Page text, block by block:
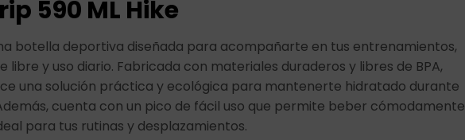
590 ML Hike
botella deportiva diseñada para acompañarte en tus entrenamientos,
libre y uso diario. Fabricada con materiales duraderos y libres de BPA,
una solución práctica y ecológica para mantenerte hidratado durante
cuenta con un pico de fácil uso que permite beber cómodamente
para tus rutinas y desplazamientos.